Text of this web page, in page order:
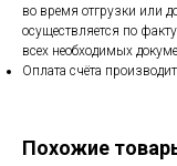
во время отгрузки или
осуществляется по
всех необходимых
Оплата счёта
Похожие